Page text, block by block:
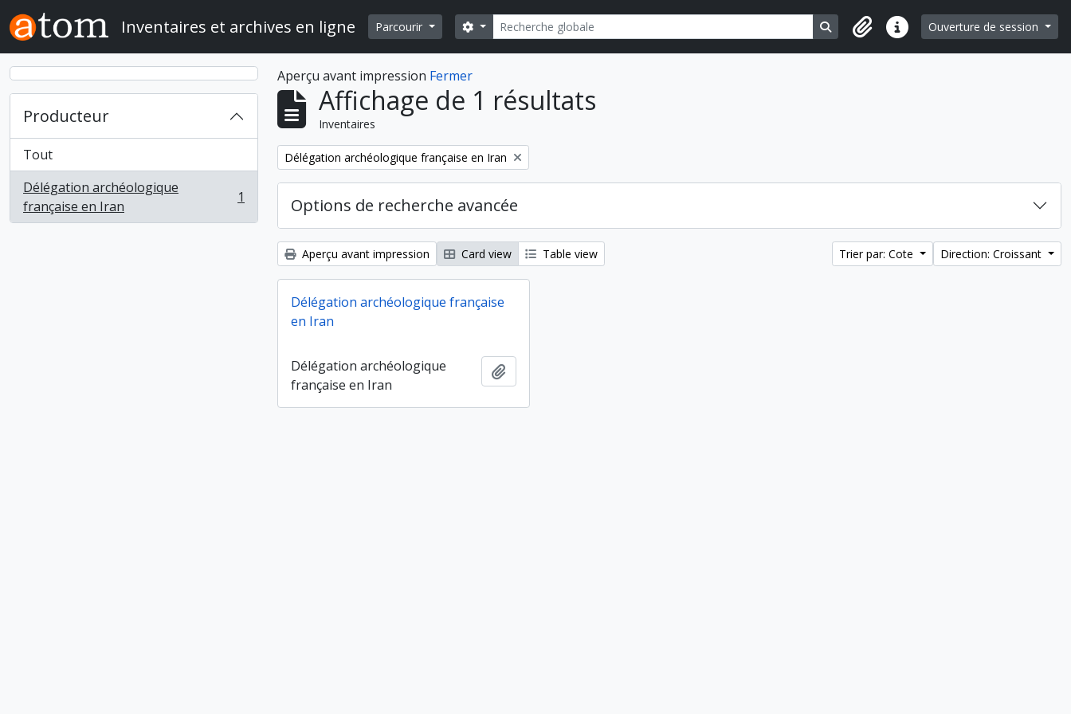
Skip to main content
Inventaires et archives en ligne Parcourir Rechercher
Search options Search in browse page
Liens rapidesOuverture de session
Producteur
Tout
Délégation archéologique
française en Iran
, 1 résultats 1
Aperçu avant impression Fermer
Affichage de 1 résultats
Inventaires
Remove filter:
Délégation archéologique française en Iran
Options de recherche avancée
Aperçu avant impression Card view Table view Trier par: Cote Direction: Croissant
Délégation archéologique française
en Iran
Délégation archéologique
française en Iran